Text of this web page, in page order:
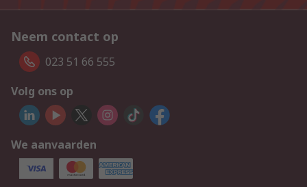
Neem contact op
023 51 66 555
Volg ons op
We aanvaarden